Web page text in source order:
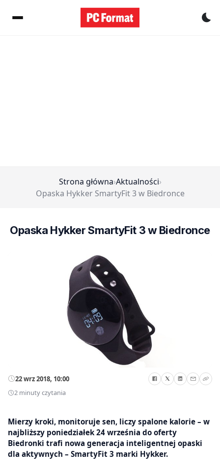
Strona główna›Aktualności›
Opaska Hykker SmartyFit 3 w Biedronce
Opaska Hykker SmartyFit 3 w Biedronce
22 wrz 2018, 10:00
2 minuty czytania
Mierzy kroki, monitoruje sen, liczy spalone kalorie – w
najbliższy poniedziałek 24 września do oferty
Biedronki trafi nowa generacja inteligentnej opaski
dla aktywnych – SmartyFit 3 marki Hykker.